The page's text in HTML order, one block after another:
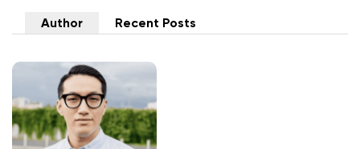
Author Recent Posts